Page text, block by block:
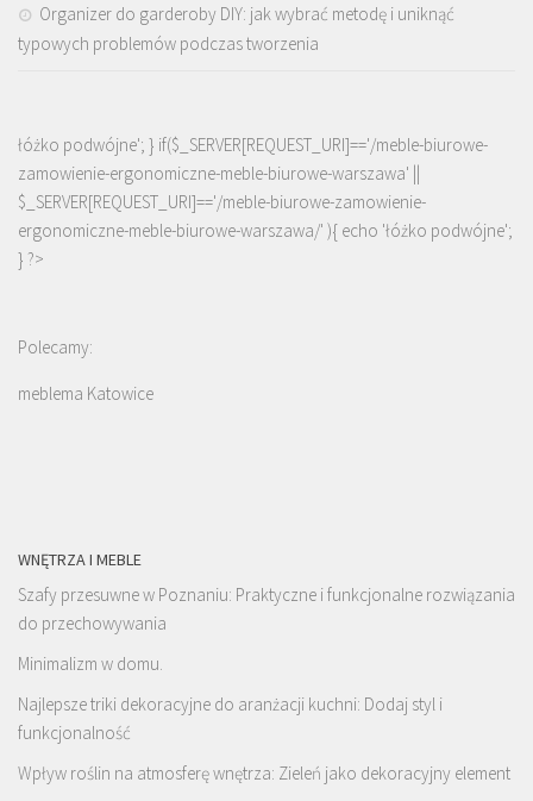
Organizer do garderoby DIY: jak wybrać metodę i uniknąć
typowych problemów podczas tworzenia
łóżko podwójne'; } if($_SERVER[REQUEST_URI]=='/meble-biurowe-
zamowienie-ergonomiczne-meble-biurowe-warszawa' ||
$_SERVER[REQUEST_URI]=='/meble-biurowe-zamowienie-
ergonomiczne-meble-biurowe-warszawa/' ){ echo 'łóżko podwójne';
} ?>
Polecamy:
meblema Katowice
WNĘTRZA I MEBLE
Szafy przesuwne w Poznaniu: Praktyczne i funkcjonalne rozwiązania
do przechowywania
Minimalizm w domu.
Najlepsze triki dekoracyjne do aranżacji kuchni: Dodaj styl i
funkcjonalność
Wpływ roślin na atmosferę wnętrza: Zieleń jako dekoracyjny element